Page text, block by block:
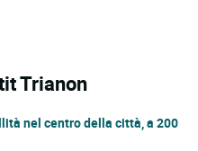
Trianon
nel centro della città, a 200